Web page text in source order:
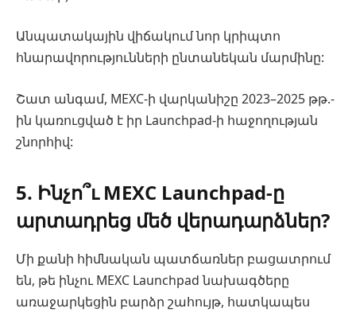
Անպատակային վիճակում նոր կրիպտո
հնարավորությունների ընտանեկան մարմինը:
Շատ անգամ, MEXC-ի վարկանիշը 2023–2025 թթ.-
ին կառուցված է իր Launchpad-ի հաջողության
շնորհիվ:
5. Ինչո՞ւ MEXC Launchpad-ը
արտադրեց մեծ վերադարձներ?
Մի քանի հիմնական պատճառներ բացատրում
են, թե ինչու MEXC Launchpad նախագծերը
առաջարկեցին բարձր շահույթ, հատկապես